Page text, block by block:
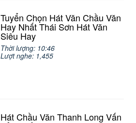
Tuyển Chọn Hát Văn Chầu Văn
Hay Nhất Thái Sơn Hát Văn
Siêu Hay
Thời lượng: 10:46
Lượt nghe: 1,455
Hát Chầu Văn Thanh Long Vấn